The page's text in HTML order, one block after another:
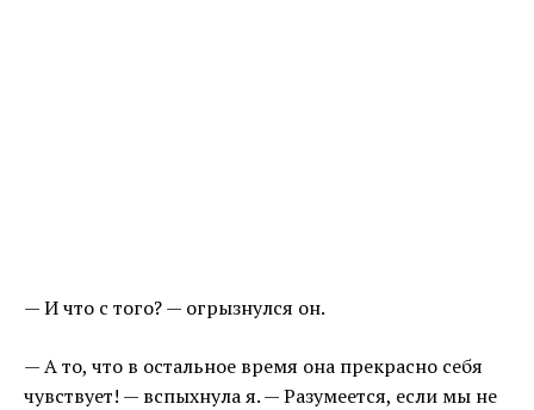
— И что с того? — огрызнулся он.
— А то, что в остальное время она прекрасно себя
чувствует! — вспыхнула я. — Разумеется, если мы не